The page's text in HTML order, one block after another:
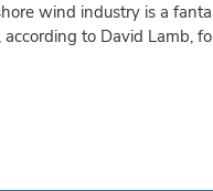
wind industry is a
according to David Lamb,